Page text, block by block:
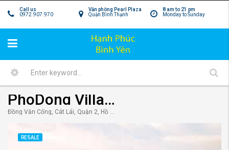
8 am to 21 pm
Monday to Sunday
Văn phòng Pearl Plaza
Quận Bình Thạnh
Call us
0972.907.970
PhoDong Village quận 2 – Đô thị mới, đẳng cấp mới cho cư dân Thành phố.
Đồng Văn Cống, Cát Lái, Quận 2, Hồ Chí Minh, Vietnam
RESALE